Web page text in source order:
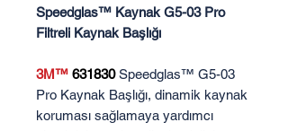
Speedglas™ Kaynak G5-03 Pro
Filtreli Kaynak Başlığı
3M™ 631830 Speedglas™ G5-03
Pro Kaynak Başlığı, dinamik kaynak
koruması sağlamaya yardımcı